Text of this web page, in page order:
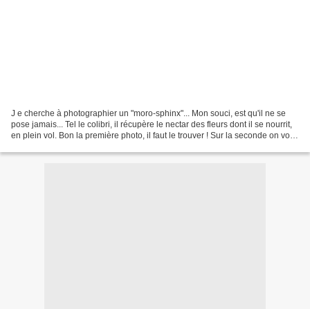
J e cherche à photographier un "moro-sphinx"... Mon souci, est qu'il ne se
pose jamais... Tel le colibri, il récupère le nectar des fleurs dont il se nourrit,
en plein vol. Bon la première photo, il faut le trouver ! Sur la seconde on voit